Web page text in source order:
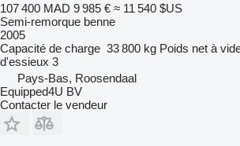
107 400 MAD 9 985 € ≈ 11 540 $US
Semi-remorque benne
2005
Capacité de charge 33 800 kg Poids net à
d'essieux 3
Pays-Bas, Roosendaal
Equipped4U BV
Contacter le vendeur